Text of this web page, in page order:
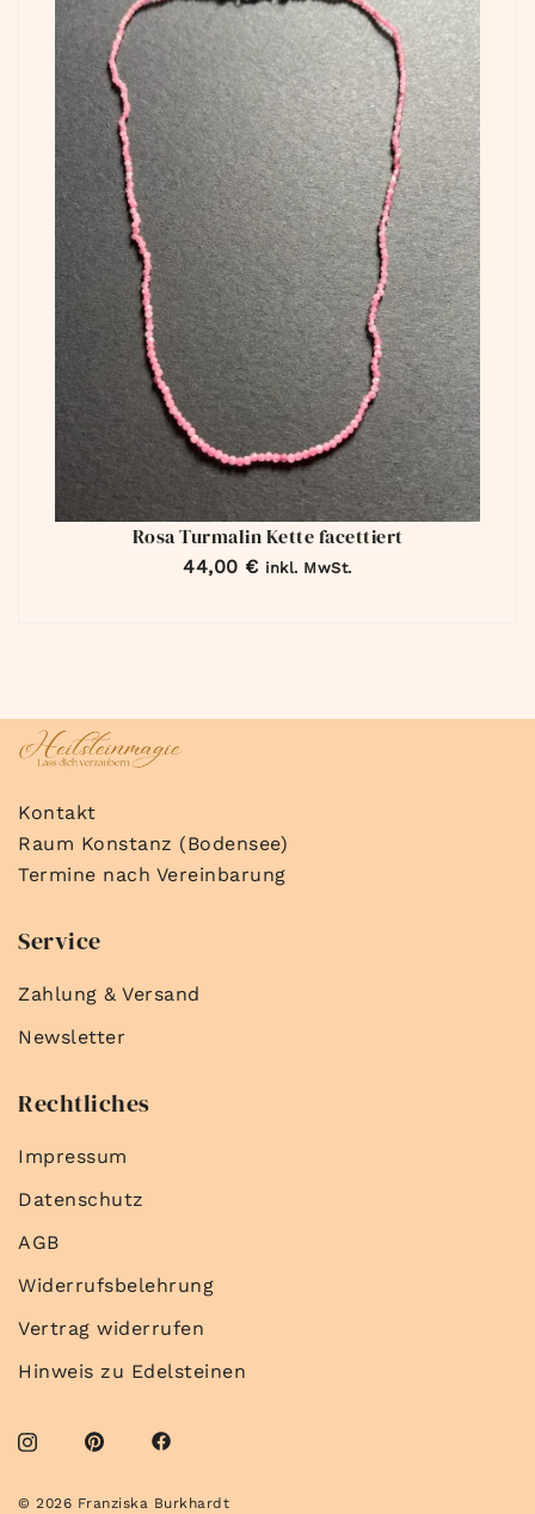
Rosa Turmalin Kette facettiert
44,00 € inkl. MwSt.
Kontakt
Raum Konstanz (Bodensee)
Termine nach Vereinbarung
Service
Zahlung & Versand
Newsletter
Rechtliches
Impressum
Datenschutz
AGB
Widerrufsbelehrung
Vertrag widerrufen
Hinweis zu Edelsteinen
© 2026 Franziska Burkhardt